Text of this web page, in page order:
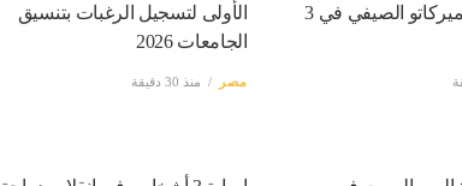
محرز يشعل الميركاتو الصيفي في 3
الأولى لتسجيل الرغبات بتنسيق
الجامعات 2026
مصر منذ 30 دقيقة